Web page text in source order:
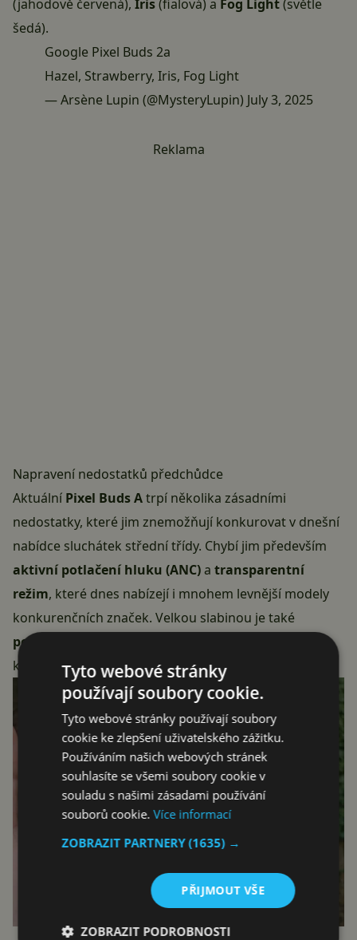
(jahodově červená), Iris(fialová) a Fog Light(světle
šedá).
Google Pixel Buds 2a
Hazel, Strawberry, Iris, Fog Light
— Arsène Lupin (@MysteryLupin) July 3, 2025
Reklama
Napravení nedostatků předchůdce
Aktuální Pixel Buds Atrpí několika zásadními
nedostatky, které jim znemožňují konkurovat v dnešní
nabídce sluchátek střední třídy. Chybí jim především
aktivní potlačení hluku (ANC)a transparentní
režim, které dnes nabízejí i mnohem levnější modely
konkurenčních značek. Velkou slabinou je také
pouhých 5 hodin výdrže
konkurence zvládá klidně dvojnásobek.
Tyto webové stránky
používají soubory cookie.
Tyto webové stránky používají soubory
cookie ke zlepšení uživatelského zážitku.
Používáním našich webových stránek
souhlasíte se všemi soubory cookie v
souladu s našimi zásadami používání
souborů cookie.Více informací
ZOBRAZIT PARTNERY(1635) →
PŘIJMOUT VŠE
ZOBRAZIT PODROBNOSTI